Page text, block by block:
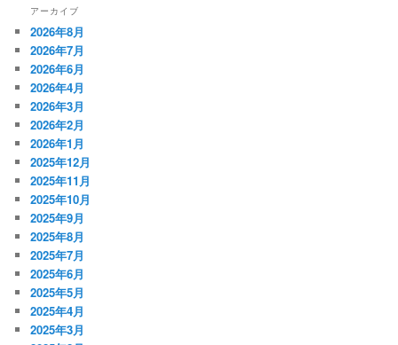
アーカイブ
2026年8月
2026年7月
2026年6月
2026年4月
2026年3月
2026年2月
2026年1月
2025年12月
2025年11月
2025年10月
2025年9月
2025年8月
2025年7月
2025年6月
2025年5月
2025年4月
2025年3月